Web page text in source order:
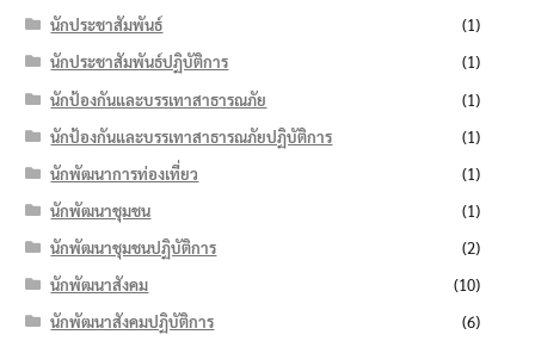
นักประชาสัมพันธ์
(1)
นักประชาสัมพันธ์ปฏิบัติการ
(1)
นักป้องกันและบรรเทาสาธารณภัย
(1)
นักป้องกันและบรรเทาสาธารณภัยปฏิบัติการ
(1)
นักพัฒนาการท่องเที่ยว
(1)
นักพัฒนาชุมชน
(1)
นักพัฒนาชุมชนปฏิบัติการ
(2)
นักพัฒนาสังคม
(10)
นักพัฒนาสังคมปฏิบัติการ
(6)